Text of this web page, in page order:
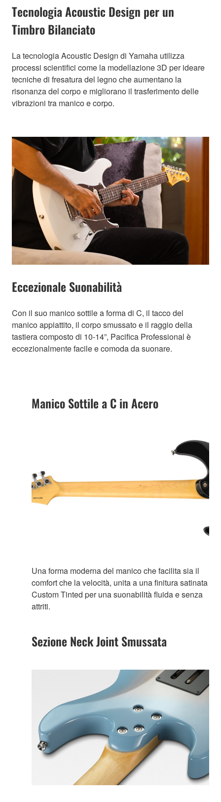
Tecnologia Acoustic Design per un
Timbro Bilanciato
La tecnologia Acoustic Design di Yamaha utilizza
processi scientifici come la modellazione 3D per ideare
tecniche di fresatura del legno che aumentano la
risonanza del corpo e migliorano il trasferimento delle
vibrazioni tra manico e corpo.
Eccezionale Suonabilità
Con il suo manico sottile a forma di C, il tacco del
manico appiattito, il corpo smussato e il raggio della
tastiera composto di 10-14”, Pacifica Professional è
eccezionalmente facile e comoda da suonare.
Manico Sottile a C in Acero
Una forma moderna del manico che facilita sia il
comfort che la velocità, unita a una finitura satinata
Custom Tinted per una suonabilità fluida e senza
attriti.
Sezione Neck Joint Smussata